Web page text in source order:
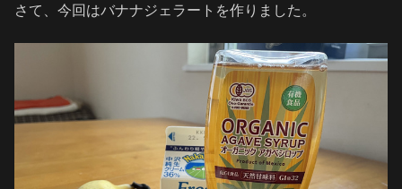
さて、今回はバナナジェラートを作りました。